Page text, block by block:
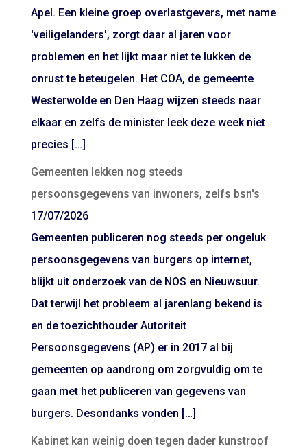
Apel. Een kleine groep overlastgevers, met name
'veiligelanders', zorgt daar al jaren voor
problemen en het lijkt maar niet te lukken de
onrust te beteugelen. Het COA, de gemeente
Westerwolde en Den Haag wijzen steeds naar
elkaar en zelfs de minister leek deze week niet
precies […]
Gemeenten lekken nog steeds
persoonsgegevens van inwoners, zelfs bsn's
17/07/2026
Gemeenten publiceren nog steeds per ongeluk
persoonsgegevens van burgers op internet,
blijkt uit onderzoek van de NOS en Nieuwsuur.
Dat terwijl het probleem al jarenlang bekend is
en de toezichthouder Autoriteit
Persoonsgegevens (AP) er in 2017 al bij
gemeenten op aandrong om zorgvuldig om te
gaan met het publiceren van gegevens van
burgers. Desondanks vonden […]
Kabinet kan weinig doen tegen dader kunstroof